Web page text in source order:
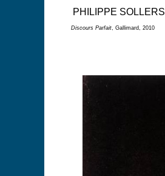
PHILIPPE SOLLERS
Discours Parfait , Gallimard, 2010